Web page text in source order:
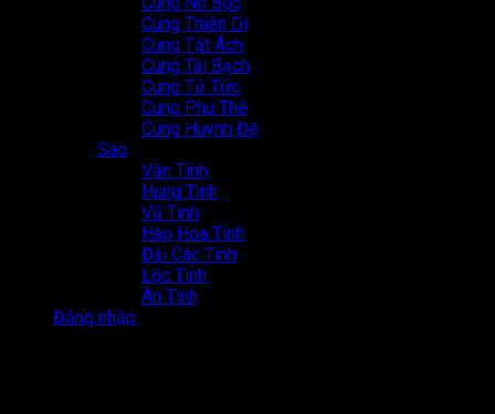
Cung Thiên Di
Cung Tật Ách
Cung Tài Bạch
Cung Tử Tức
Cung Phu Thê
Cung Huynh Đệ
Sao
Văn Tinh
Hung Tinh
Vũ Tinh
Hào Hoa Tinh
Đài Các Tinh
Lộc Tinh
Án Tinh
Đăng nhập